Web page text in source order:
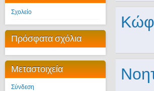
Σχολείο
Πρόσφατα σχόλια
Μεταστοιχεία
Σύνδεση